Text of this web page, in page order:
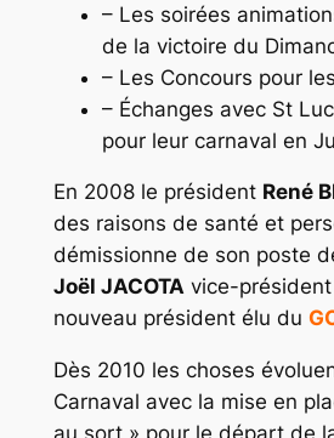
– Les soirées
de la victoire du
– Les Concours pour
– Échanges avec St
pour leur carnaval en
En 2008 le président René
des raisons de santé et
démissionne de son poste
Joël JACOTAvice-président
nouveau président élu du
Dès 2010 les choses
Carnaval avec la mise en